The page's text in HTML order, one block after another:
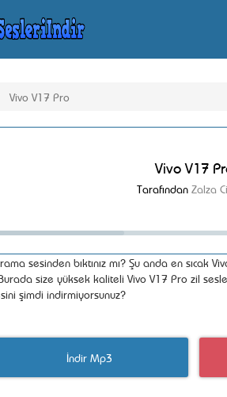
Vivo V17 Pro
Vivo V17
Tarafından Zalza
sesinden bıktınız mı? Şu anda en sıcak
size yüksek kaliteli Vivo V17 Pro zil
şimdi indirmiyorsunuz?
İndir Mp3